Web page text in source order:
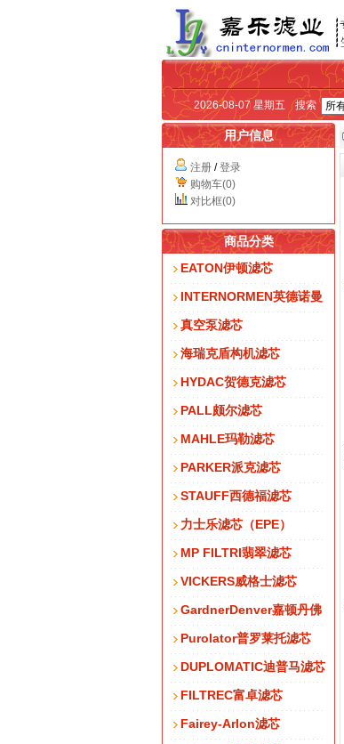
2026-08-07 星期五 搜索
用户信息
注册 /登录
购物车(0)
对比框(0)
商品分类
EATON伊顿滤芯
INTERNORMEN英德诺曼
真空泵滤芯
海瑞克盾构机滤芯
HYDAC贺德克滤芯
PALL颇尔滤芯
MAHLE玛勒滤芯
PARKER派克滤芯
STAUFF西德福滤芯
力士乐滤芯（EPE）
MP FILTRI翡翠滤芯
VICKERS威格士滤芯
GardnerDenver嘉顿丹佛
Purolator普罗莱托滤芯
DUPLOMATIC迪普马滤芯
FILTREC富卓滤芯
Fairey-Arlon滤芯